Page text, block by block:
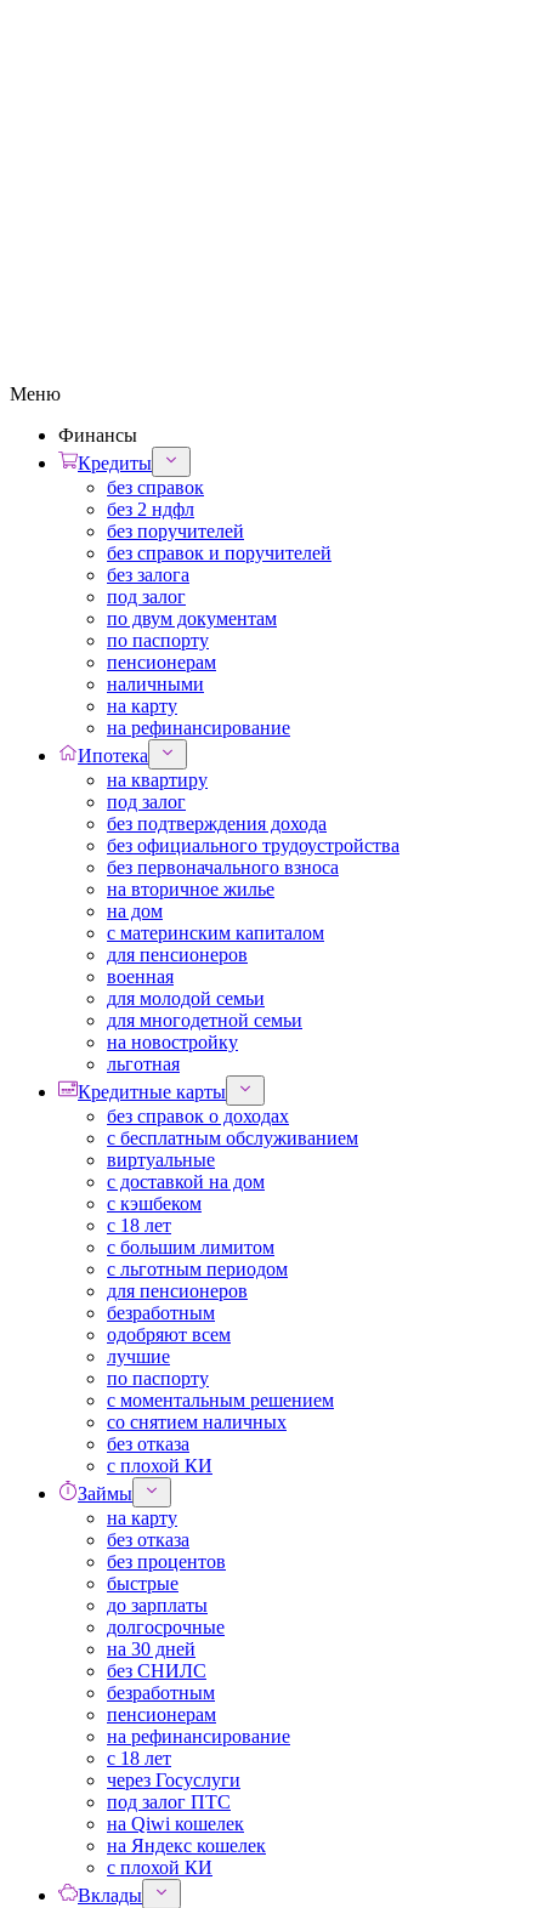
Меню
Финансы
Кредиты
без справок
без 2 ндфл
без поручителей
без справок и поручителей
без залога
под залог
по двум документам
по паспорту
пенсионерам
наличными
на карту
на рефинансирование
Ипотека
на квартиру
под залог
без подтверждения дохода
без официального трудоустройства
без первоначального взноса
на вторичное жилье
на дом
с материнским капиталом
для пенсионеров
военная
для молодой семьи
для многодетной семьи
на новостройку
льготная
Кредитные карты
без справок о доходах
с бесплатным обслуживанием
виртуальные
с доставкой на дом
с кэшбеком
с 18 лет
с большим лимитом
с льготным периодом
для пенсионеров
безработным
одобряют всем
лучшие
по паспорту
с моментальным решением
со снятием наличных
без отказа
с плохой КИ
Займы
на карту
без отказа
без процентов
быстрые
до зарплаты
долгосрочные
на 30 дней
без СНИЛС
безработным
пенсионерам
на рефинансирование
с 18 лет
через Госуслуги
под залог ПТС
на Qiwi кошелек
на Яндекс кошелек
с плохой КИ
Вклады